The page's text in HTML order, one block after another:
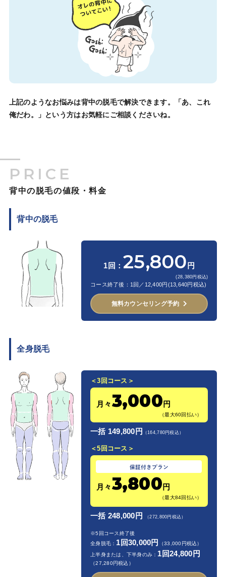
上記のようなお悩みは背中の脱毛で解決できます。「あ、これ
俺だわ。」という方はお気軽にご相談くださいね。
PRICE
背中の脱毛の値段・料金
背中の脱毛
1回： 25,800 円
(28,380円税込)
コース終了後：1回／12,400円(13,640円税込)
無料カウンセリング予約
全身脱毛
＜3回コース＞
月々3,000 円
（最大60回払い）
一括 149,800円 （164,780円税込）
＜5回コース＞
月々3,800 円
（最大84回払い）
一括 248,000円 （272,800円税込）
※5回コース終了後
全身脱毛： 1回30,000円
（33,000円税込）
上半身または、下半身のみ： 1回24,800円
（27,280円税込）